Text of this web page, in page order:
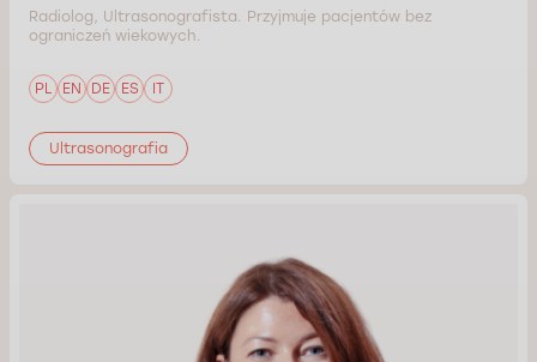
Radiolog, Ultrasonografista. Przyjmuje pacjentów bez
ograniczeń wiekowych.
PL EN DE ES IT
Ultrasonografia